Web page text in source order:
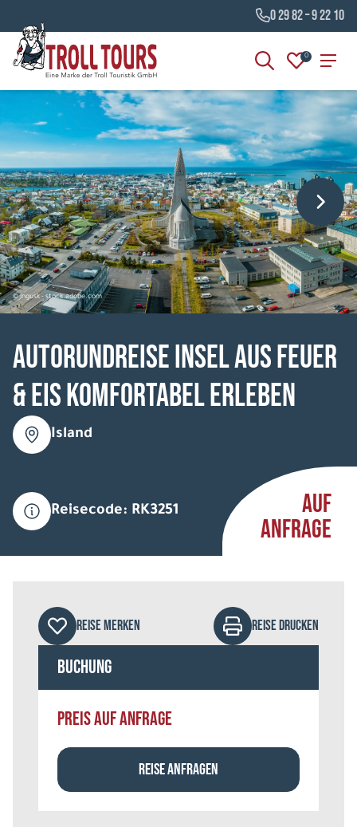
0 29 82 – 9 22 10
0
© ingusk - stock.adobe.com
Autorundreise Insel aus Feuer
& Eis komfortabel erleben
Island
Reisecode: RK3251
AUF
ANFRAGE
REISE MERKEN REISE DRUCKEN
Buchung
PREIS AUF ANFRAGE
REISE ANFRAGEN